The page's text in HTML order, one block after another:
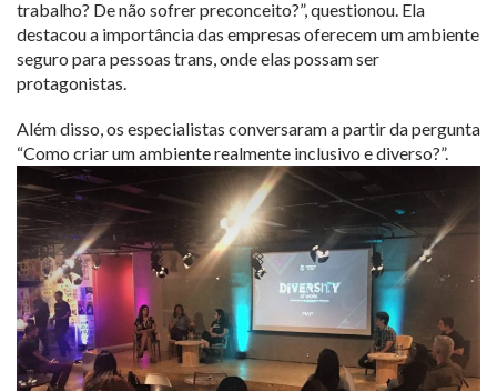
trabalho? De não sofrer preconceito?”, questionou. Ela
destacou a importância das empresas oferecem um ambiente
seguro para pessoas trans, onde elas possam ser
protagonistas.
Além disso, os especialistas conversaram a partir da pergunta
“Como criar um ambiente realmente inclusivo e diverso?”.